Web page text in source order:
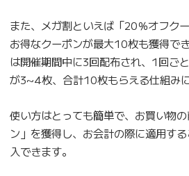
また、メガ割といえば「20％オフク
お得なクーポンが最大10枚も獲得で
は開催期間中に3回配布され、1回ご
が3~4枚、合計10枚もらえる仕組み
使い方はとっても簡単で、お買い物
ン」を獲得し、お会計の際に適用す
入できます。